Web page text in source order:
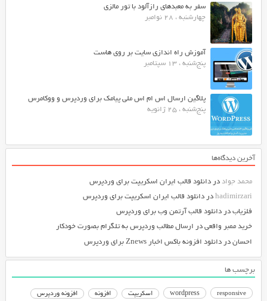
سفر به معبدهای رازآلود با تور مالزی
چهارشنبه ، 28 نوامبر
آموزش راه اندازی سایت بر روی هاست
پنج‌شنبه ، 13 سپتامبر
پلاگین ارسال اس ام اس ملی پیامک برای وردپرس و ووکامرس
پنج‌شنبه ، 25 ژانویه
آخرین دیدگاه‌ها
محمد جواددر دانلود قالب ایران اسکریپت برای وردپرس
hadimirzariدر دانلود قالب ایران اسکریپت برای وردپرس
فلزیابدر دانلود قالب آرتمن وب برای وردپرس
خرید ممبر واقعیدر ارسال مطالب وردپرس به تلگرام بصورت خودکار
احساندر دانلود افزونه باکس اخبار Znews برای وردپرس
برچسب ها
responsive
wordpress اسکریپت افزونه افزونه وردپرس